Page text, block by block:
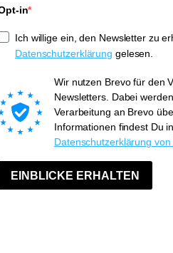
in
Ich willige ein, den Newsletter zu
Datenschutzerklärung gelesen.
Wir nutzen Brevo für den
Newsletters. Dabei
Verarbeitung an Brevo
Informationen findest Du
Datenschutzerklärung von
EINBLICKE ERHALTEN